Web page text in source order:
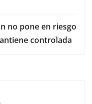
no pone en riesgo
controlada